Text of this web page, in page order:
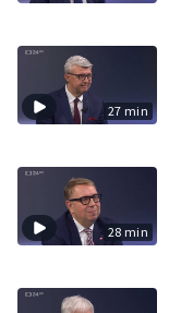
27 min
28 min